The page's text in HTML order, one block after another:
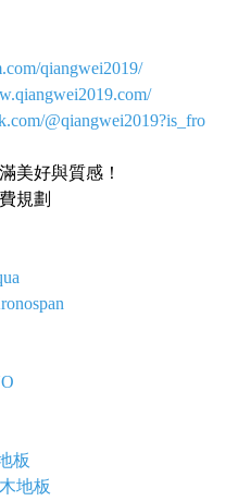
qiangwei2019/
@qiangwei2019?is_fro
美好與質感！
規劃
板
地板